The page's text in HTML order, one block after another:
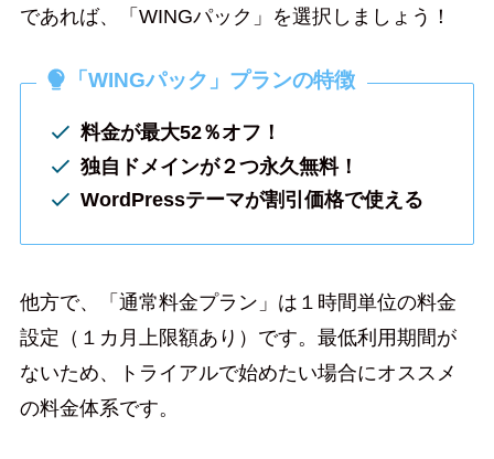
であれば、「WINGパック」を選択しましょう！
「WINGパック」プランの特徴
料金が最大52％オフ！
独自ドメインが２つ永久無料！
WordPressテーマが割引価格で使える
他方で、「通常料金プラン」は１時間単位の料金
設定（１カ月上限額あり）です。最低利用期間が
ないため、トライアルで始めたい場合にオススメ
の料金体系です。